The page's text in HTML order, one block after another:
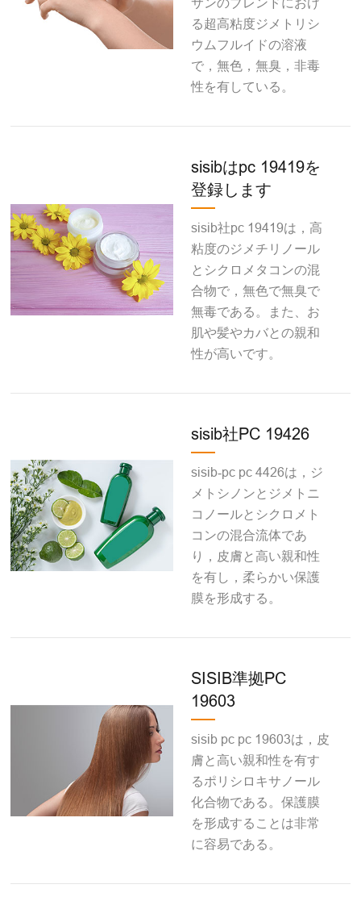
る超高粘度ジメトリシ
ウムフルイドの溶液
で，無色，無臭，非毒
性を有している。
sisibはpc 19419を
登録します
sisib社pc 19419は，高
粘度のジメチリノール
とシクロメタコンの混
合物で，無色で無臭で
無毒である。また、お
肌や髪やカバとの親和
性が高いです。
sisib社PC 19426
sisib‐pc pc 4426は，ジ
メトシノンとジメトニ
コノールとシクロメト
コンの混合流体であ
り，皮膚と高い親和性
を有し，柔らかい保護
膜を形成する。
SISIB準拠PC
19603
sisib pc pc 19603は，皮
膚と高い親和性を有す
るポリシロキサノール
化合物である。保護膜
を形成することは非常
に容易である。